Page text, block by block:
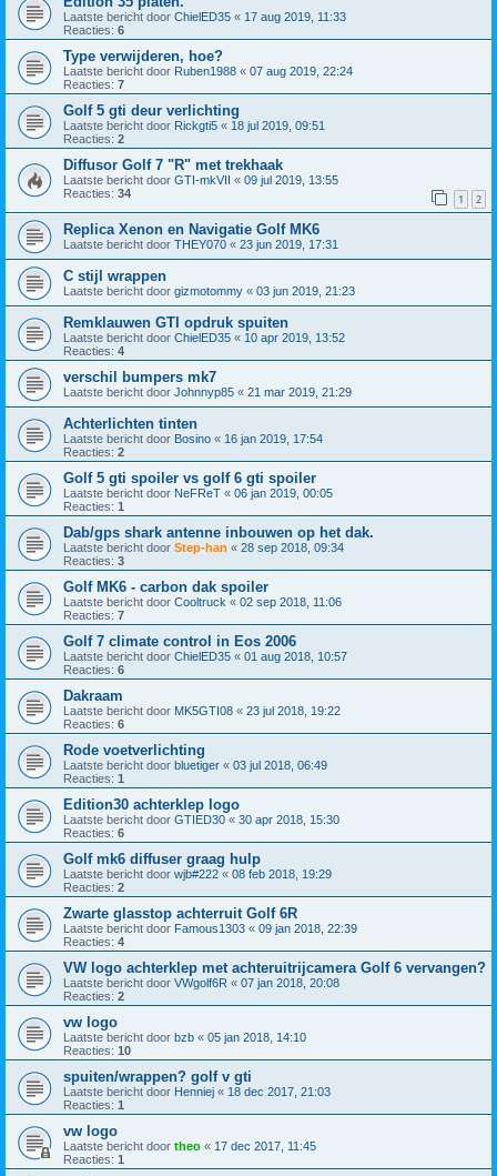
Laatste bericht door ChielED35 « 17 aug 2019, 11:33
Reacties: 6
Type verwijderen, hoe?
Laatste bericht door Ruben1988 « 07 aug 2019, 22:24
Reacties: 7
Golf 5 gti deur verlichting
Laatste bericht door Rickgti5 « 18 jul 2019, 09:51
Reacties: 2
Diffusor Golf 7 "R" met trekhaak
Laatste bericht door GTI-mkVII « 09 jul 2019, 13:55
Reacties: 34 1 2
Replica Xenon en Navigatie Golf MK6
Laatste bericht door THEY070 « 23 jun 2019, 17:31
C stijl wrappen
Laatste bericht door gizmotommy « 03 jun 2019, 21:23
Remklauwen GTI opdruk spuiten
Laatste bericht door ChielED35 « 10 apr 2019, 13:52
Reacties: 4
verschil bumpers mk7
Laatste bericht door Johnnyp85 « 21 mar 2019, 21:29
Achterlichten tinten
Laatste bericht door Bosino « 16 jan 2019, 17:54
Reacties: 2
Golf 5 gti spoiler vs golf 6 gti spoiler
Laatste bericht door NeFReT « 06 jan 2019, 00:05
Reacties: 1
Dab/gps shark antenne inbouwen op het dak.
Laatste bericht door Step-han « 28 sep 2018, 09:34
Reacties: 3
Golf MK6 - carbon dak spoiler
Laatste bericht door Cooltruck « 02 sep 2018, 11:06
Reacties: 7
Golf 7 climate control in Eos 2006
Laatste bericht door ChielED35 « 01 aug 2018, 10:57
Reacties: 6
Dakraam
Laatste bericht door MK5GTI08 « 23 jul 2018, 19:22
Reacties: 6
Rode voetverlichting
Laatste bericht door bluetiger « 03 jul 2018, 06:49
Reacties: 1
Edition30 achterklep logo
Laatste bericht door GTIED30 « 30 apr 2018, 15:30
Reacties: 6
Golf mk6 diffuser graag hulp
Laatste bericht door wjb#222 « 08 feb 2018, 19:29
Reacties: 2
Zwarte glasstop achterruit Golf 6R
Laatste bericht door Famous1303 « 09 jan 2018, 22:39
Reacties: 4
VW logo achterklep met achteruitrijcamera Golf 6 vervangen?
Laatste bericht door VWgolf6R « 07 jan 2018, 20:08
Reacties: 2
vw logo
Laatste bericht door bzb « 05 jan 2018, 14:10
Reacties: 10
spuiten/wrappen? golf v gti
Laatste bericht door Henniej « 18 dec 2017, 21:03
Reacties: 1
vw logo
Laatste bericht door theo « 17 dec 2017, 11:45
Reacties: 1